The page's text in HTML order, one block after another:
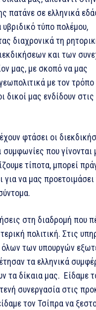
πατάνε σε ελληνικά
υβριδικό τύπο πολέμου,
διαχρονικά τη
και των
μας, με σκοπό να μας
με τον
δικοί μας ενδίδουν στις
φτάσει οι
συμφωνίες που γίνονται
τίποτα, μπορεί
για να μας προετοιμάσει
στη διαδρομή που
πολιτική. Στις
όλων των υπουργών
τα ελληνικά
τα δίκαια μας. Είδαμε
συνεργασία στις
τον Τσίπρα να